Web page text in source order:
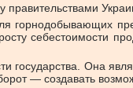
горнодобывающих
себестоимости
государства. Она
— создавать